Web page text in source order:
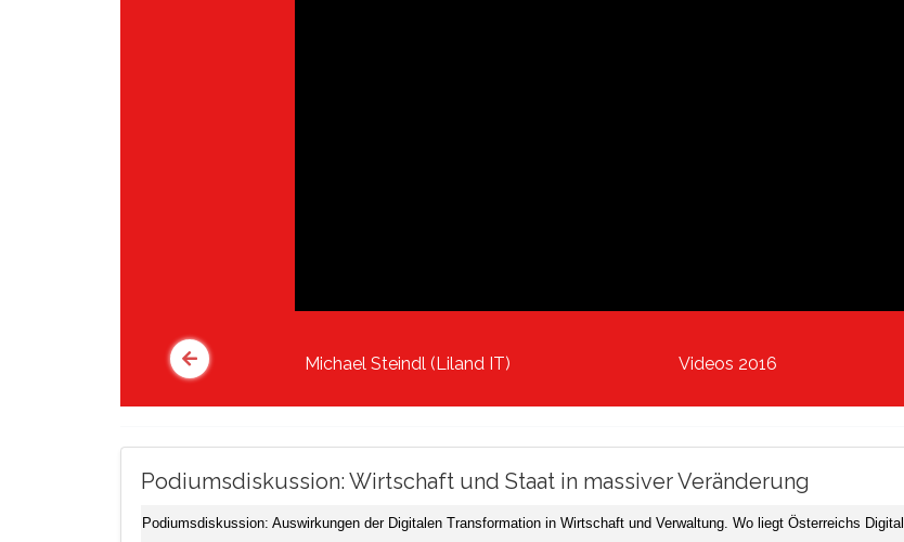
Michael Steindl (Liland IT) Videos 2016
Podiumsdiskussion: Wirtschaft und Staat in massiver Veränderung
Podiumsdiskussion: Auswirkungen der Digitalen Transformation in Wirtschaft und Verwaltung. Wo liegt Österreichs